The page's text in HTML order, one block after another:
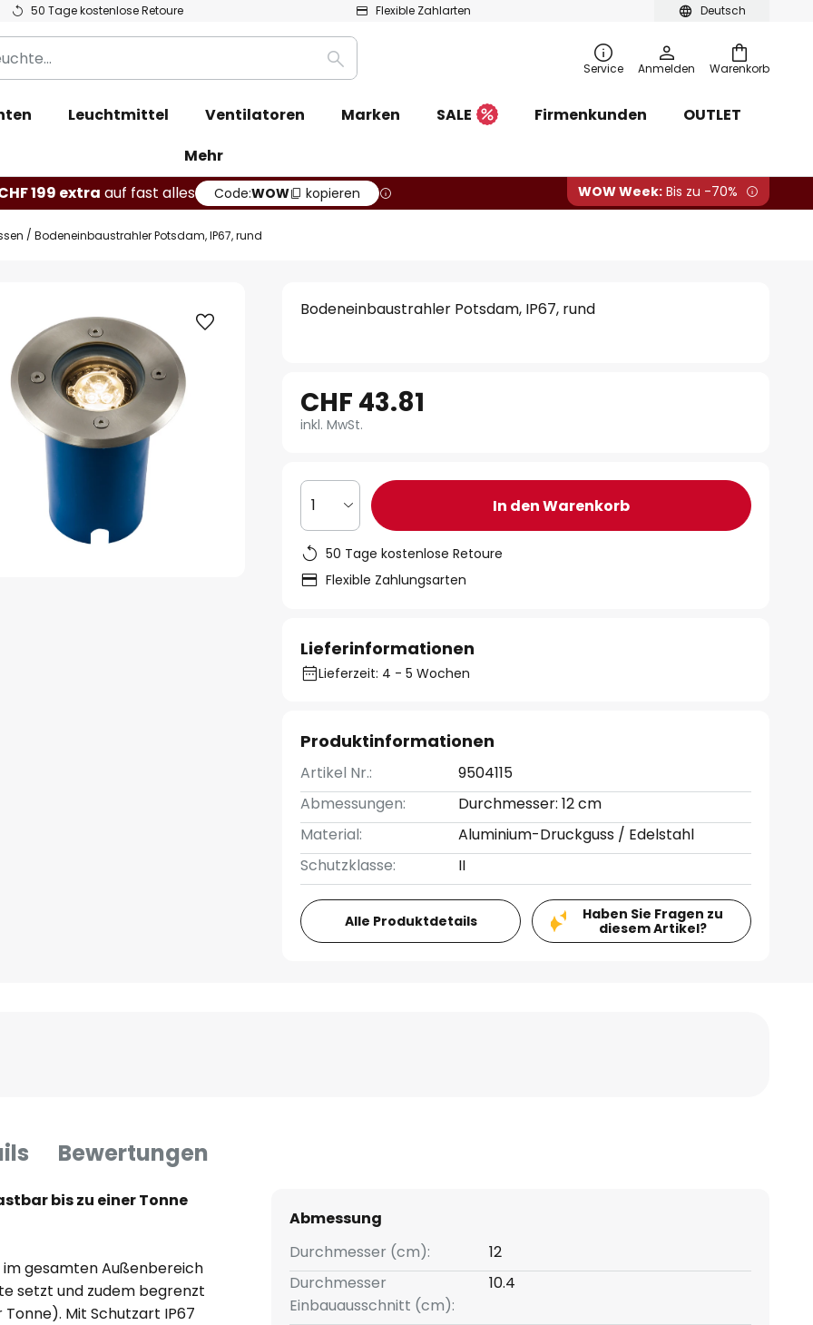
Deutsch
50 Tage kostenlose Retoure Flexible Zahlarten
Warenkorb
Suche Service Anmelden
Leuchtmittel Ventilatoren Marken SALE Firmenkunden
OUTLET
Mehr
199 extra auf fast alles Code:WOW kopieren WOW Week: Bis zu -70%
Bodeneinbaustrahler Potsdam, IP67, rund
Bodeneinbaustrahler Potsdam, IP67, rund
CHF 43.81
inkl. MwSt.
1 In den Warenkorb
50 Tage kostenlose Retoure
Flexible Zahlungsarten
Lieferinformationen
Lieferzeit: 4 - 5 Wochen
Produktinformationen
Artikel Nr.:
9504115
Abmessungen:
Durchmesser: 12 cm
Material:
Aluminium-Druckguss / Edelstahl
Schutzklasse:
II
Alle Produktdetails
Haben Sie Fragen zu
diesem Artikel?
Bewertungen
bis zu einer Tonne
gesamten Außenbereich
setzt und zudem begrenzt
Mit Schutzart IP67
Abmessung
Durchmesser (cm):
12
Durchmesser
Einbauausschnitt (cm):
10.4